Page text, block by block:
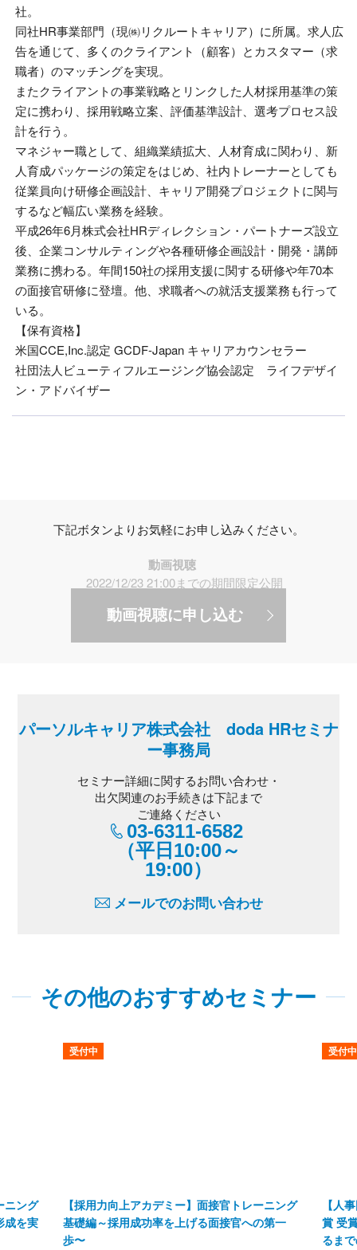
社。
同社HR事業部門（現㈱リクルートキャリア）に所属。求人広
告を通じて、多くのクライアント（顧客）とカスタマー（求
職者）のマッチングを実現。
またクライアントの事業戦略とリンクした人材採用基準の策
定に携わり、採用戦略立案、評価基準設計、選考プロセス設
計を行う。
マネジャー職として、組織業績拡大、人材育成に関わり、新
人育成パッケージの策定をはじめ、社内トレーナーとしても
従業員向け研修企画設計、キャリア開発プロジェクトに関与
するなど幅広い業務を経験。
平成26年6月株式会社HRディレクション・パートナーズ設立
後、企業コンサルティングや各種研修企画設計・開発・講師
業務に携わる。年間150社の採用支援に関する研修や年70本
の面接官研修に登壇。他、求職者への就活支援業務も行って
いる。
【保有資格】
米国CCE,Inc.認定 GCDF-Japan キャリアカウンセラー
社団法人ビューティフルエージング協会認定 ライフデザイ
ン・アドバイザー
下記ボタンよりお気軽にお申し込みください。
動画視聴
2022/12/23 21:00までの期間限定公開
動画視聴に申し込む
パーソルキャリア株式会社 doda HRセミナ
ー事務局
セミナー詳細に関するお問い合わせ・
出欠関連のお手続きは下記まで
ご連絡ください
03-6311-6582
（平日10:00～
19:00）
メールでのお問い合わせ
その他のおすすめセミナー
ニング
成を実
受付中
【採用力向上アカデミー】面接官トレーニング
基礎編～採用成功率を上げる面接官への第一
歩〜
受付中
【人
賞 受
るま